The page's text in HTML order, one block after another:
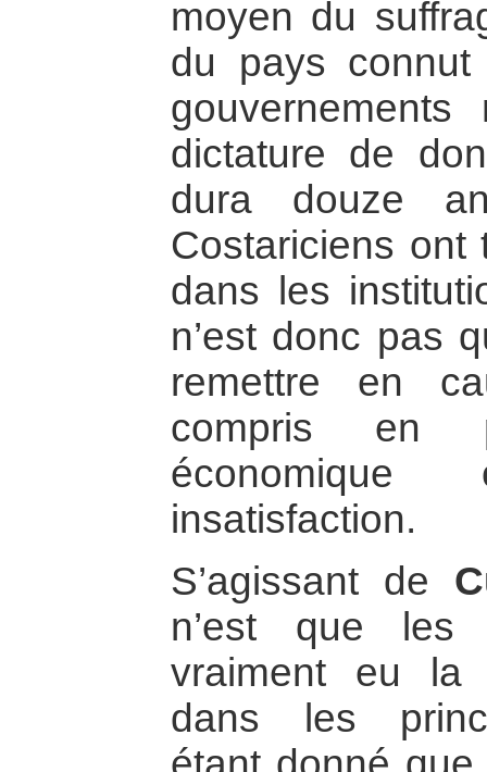
moyen du
du pays
dictature de
dura douze
Costariciens ont
dans les
n’est donc pas
remettre en
compris en
insatisfaction.
S’agissant de
n’est que les
vraiment eu la
dans les